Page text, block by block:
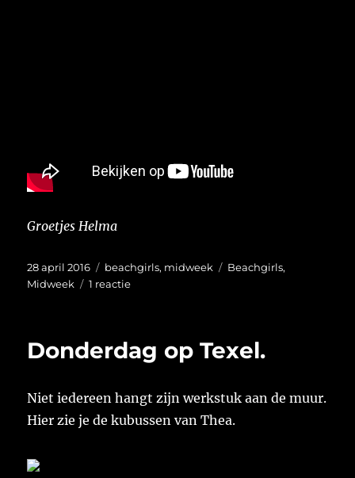
Groetjes Helma
Geplaatst
op
28 april 2016 Categorieën
beachgirls, midweek Tags
Beachgirls,
Midweek
1 reactieop
Donderdag op Texel.
Niet iedereen hangt zijn werkstuk aan de muur.
Hier zie je de kubussen van Thea.